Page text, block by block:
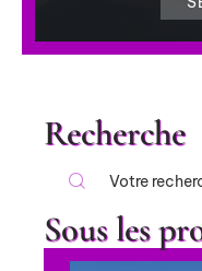
Recherche
Sous les